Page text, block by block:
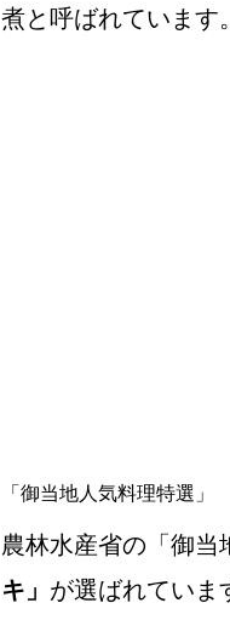
煮と呼ばれています
「御当地人気料理特選」
農林水産省の「御当
キ」 が選ばれていま